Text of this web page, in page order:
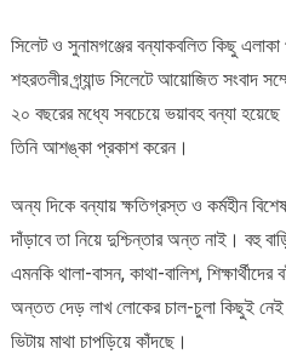
সিলেট ও সুনামগঞ্জের বন্যাকবলিত কিছু এলাকা
শহরতলীর গ্র্যান্ড সিলেটে আয়োজিত সংবাদ
২০ বছরের মধ্যে সবচেয়ে ভয়াবহ বন্যা
তিনি আশঙ্কা প্রকাশ করেন।
অন্য দিকে বন্যায় ক্ষতিগ্রস্ত ও কর্মহীন
দাঁড়াবে তা নিয়ে দুশ্চিন্তার অন্ত নাই। বহু
এমনকি থালা-বাসন, কাথা-বালিশ,
অন্তত দেড় লাখ লোকের চাল-চুলা কিছুই
ভিটায় মাথা চাপড়িয়ে কাঁদছে।